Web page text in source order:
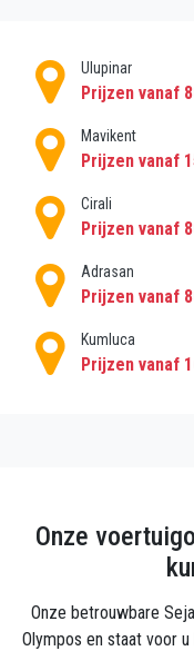
wij u handige
vertrektransfers,
We bieden ook
elke gewenste
Naast de
Ulupinar
Prijzen vanaf
Mavikent
Prijzen vanaf
Cirali
Prijzen vanaf
Adrasan
Prijzen vanaf
Kumluca
Prijzen vanaf
Onze
Onze betrouwbare
Olympos en staat voor